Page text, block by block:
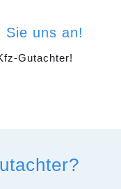
Sie uns an!
Gutachter!